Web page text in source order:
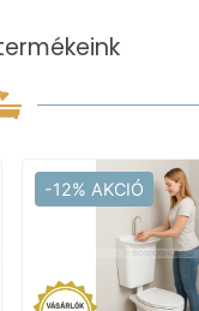
-12% AKCIÓ